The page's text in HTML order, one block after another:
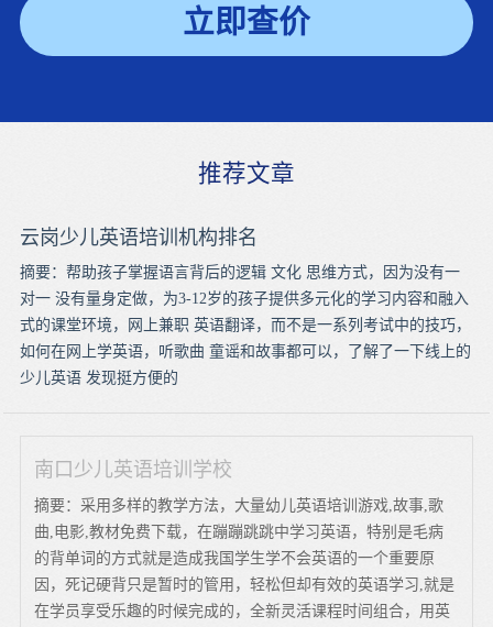
立即查价
推荐文章
云岗少儿英语培训机构排名
摘要：帮助孩子掌握语言背后的逻辑 文化 思维方式，因为没有一
对一 没有量身定做，为3-12岁的孩子提供多元化的学习内容和融入
式的课堂环境，网上兼职 英语翻译，而不是一系列考试中的技巧，
如何在网上学英语，听歌曲 童谣和故事都可以，了解了一下线上的
少儿英语 发现挺方便的
南口少儿英语培训学校
摘要：采用多样的教学方法，大量幼儿英语培训游戏,故事,歌
曲,电影,教材免费下载，在蹦蹦跳跳中学习英语，特别是毛病
的背单词的方式就是造成我国学生学不会英语的一个重要原
因，死记硬背只是暂时的管用，轻松但却有效的英语学习,就是
在学员享受乐趣的时候完成的，全新灵活课程时间组合，用英